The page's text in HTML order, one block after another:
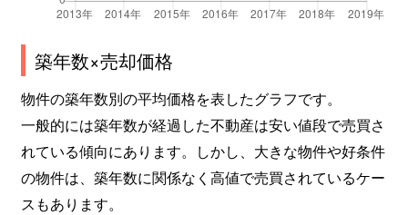
本町
3,800万円 青梅
徒歩4分
御岳本町
1,200万円
森下町
3,400万円 青梅
徒歩7分
師岡町
1,900万円 河辺
徒歩12分
師岡町
3,500万円 河辺
徒歩14分
築年数×売却価格
物件の築年数別の平均価格を表したグラフです。
一般的には築年数が経過した不動産は安い値段で売買さ
れている傾向にあります。しかし、大きな物件や好条件
の物件は、築年数に関係なく高値で売買されているケー
スもあります。